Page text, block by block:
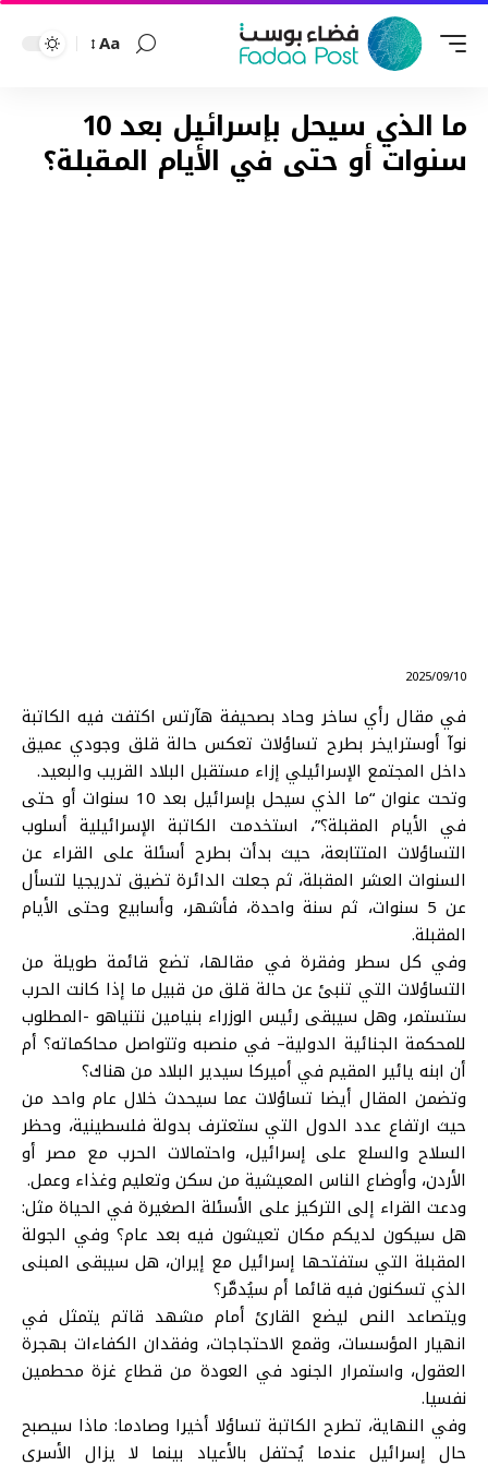
Font
Aa
ما الذي سيحل بإسرائيل بعد 10
سنوات أو حتى في الأيام المقبلة؟
⠀ 2025/09/10
في مقال رأي ساخر وحاد بصحيفة هآرتس اكتفت فيه الكاتبة
نوآ أوسترايخر بطرح تساؤلات تعكس حالة قلق وجودي عميق
داخل المجتمع الإسرائيلي إزاء مستقبل البلاد القريب والبعيد.
وتحت عنوان “ما الذي سيحل بإسرائيل بعد 10 سنوات أو حتى
في الأيام المقبلة؟”، استخدمت الكاتبة الإسرائيلية أسلوب
التساؤلات المتتابعة، حيث بدأت بطرح أسئلة على القراء عن
السنوات العشر المقبلة، ثم جعلت الدائرة تضيق تدريجيا لتسأل
عن 5 سنوات، ثم سنة واحدة، فأشهر، وأسابيع وحتى الأيام
المقبلة.
وفي كل سطر وفقرة في مقالها، تضع قائمة طويلة من
التساؤلات التي تنبئ عن حالة قلق من قبيل ما إذا كانت الحرب
ستستمر، وهل سيبقى رئيس الوزراء بنيامين نتنياهو -المطلوب
للمحكمة الجنائية الدولية– في منصبه وتتواصل محاكماته؟ أم
أن ابنه يائير المقيم في أميركا سيدير البلاد من هناك؟
وتضمن المقال أيضا تساؤلات عما سيحدث خلال عام واحد من
حيث ارتفاع عدد الدول التي ستعترف بدولة فلسطينية، وحظر
السلاح والسلع على إسرائيل، واحتمالات الحرب مع مصرأو
الأردن، وأوضاع الناس المعيشية من سكن وتعليم وغذاء وعمل.
ودعت القراء إلى التركيز على الأسئلة الصغيرة في الحياة مثل:
هل سيكون لديكم مكان تعيشون فيه بعد عام؟ وفي الجولة
المقبلة التي ستفتحها إسرائيل مع إيران، هل سيبقى المبنى
الذي تسكنون فيه قائما أم سيُدمَّر؟
ويتصاعد النص ليضع القارئ أمام مشهد قاتم يتمثل في
انهيار المؤسسات، وقمع الاحتجاجات، وفقدان الكفاءات بهجرة
العقول، واستمرار الجنود في العودة من قطاع غزةمحطمين
نفسيا.
وفي النهاية، تطرح الكاتبة تساؤلا أخيرا وصادما: ماذا سيصبح
حال إسرائيل عندما يُحتفل بالأعياد بينما لا يزال الأسرى